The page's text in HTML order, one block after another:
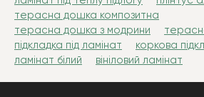
терасна дошка композитна
терасна дошка з модрини
підкладка під ламінат
коркова
ламінат білий
вініловий ламінат